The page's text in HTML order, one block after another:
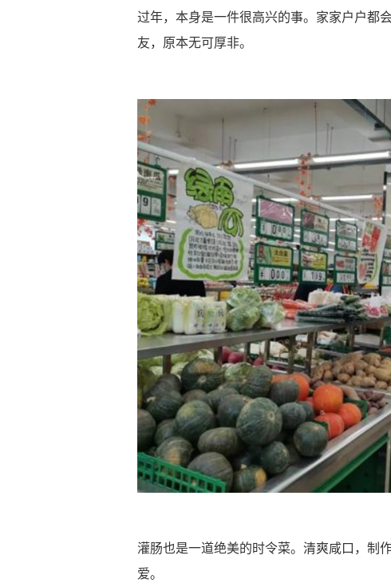
过年，本身是一件很高兴的事。家家户户都
友，原本无可厚非。
灌肠也是一道绝美的时令菜。清爽咸口，制
爱。